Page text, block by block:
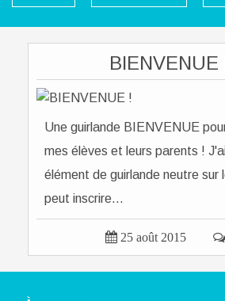
BIENVENUE
Une guirlande BIENVENUE
mes élèves et leurs parents !
élément de guirlande neutre sur
peut inscrire...
 25 août 2015 